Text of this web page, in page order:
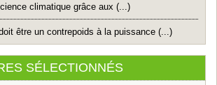
climatique grâce aux (...)
être un contrepoids à la puissance (...)
SÉLECTIONNÉS